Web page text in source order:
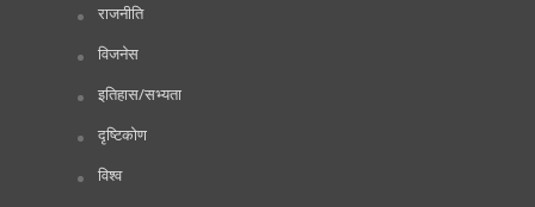
राजनीति
विजनेस
इतिहास/सभ्यता
दृष्टिकोण
विश्व